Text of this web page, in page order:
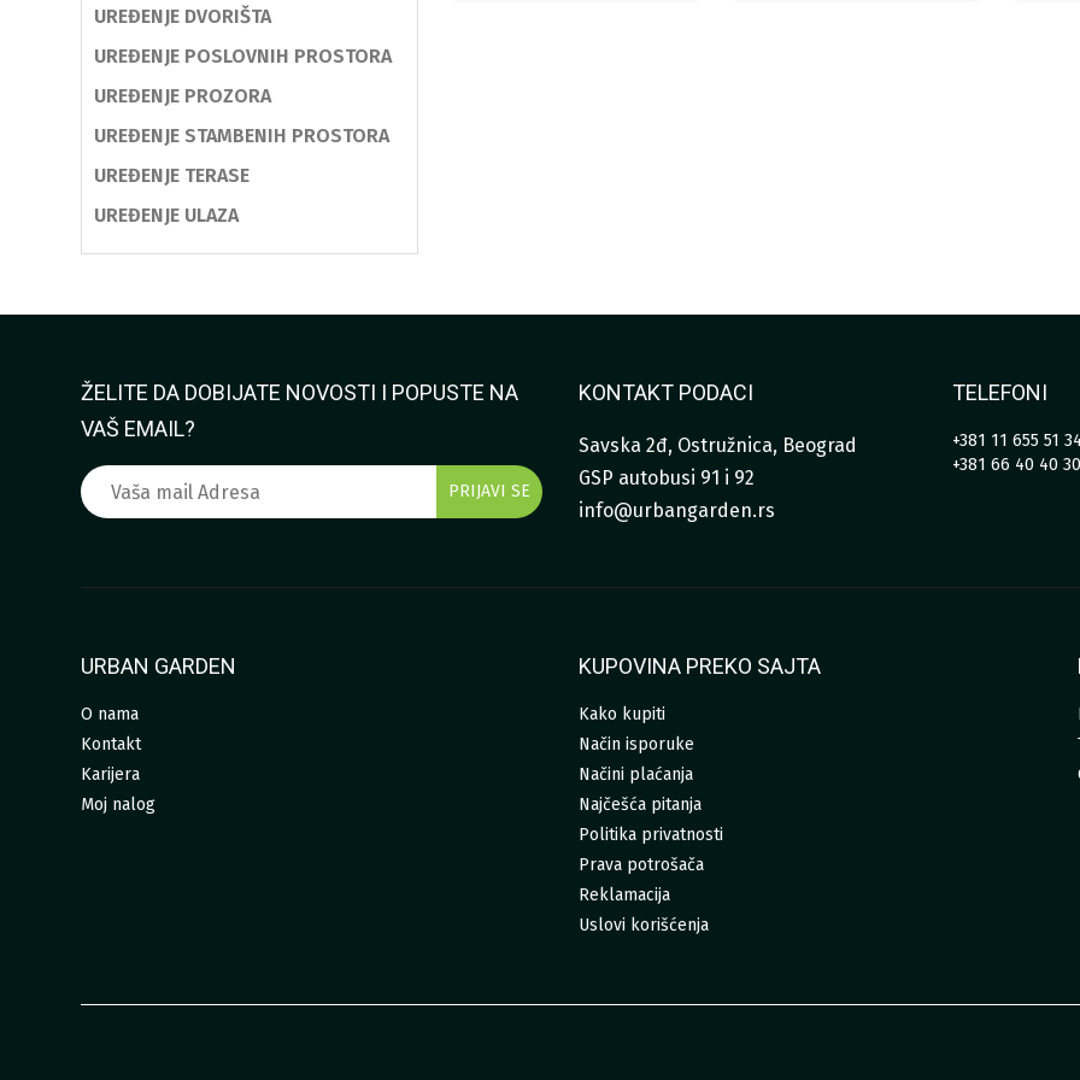
UREĐENJE DVORIŠTA
UREĐENJE POSLOVNIH PROSTORA
UREĐENJE PROZORA
UREĐENJE STAMBENIH PROSTORA
UREĐENJE TERASE
UREĐENJE ULAZA
ŽELITE DA DOBIJATE NOVOSTI I POPUSTE NA
VAŠ EMAIL?
KONTAKT PODACI
Savska 2đ, Ostružnica, Beograd
GSP autobusi 91 i 92
info@urbangarden.rs
TELEFONI
+381 11 655 51
+381 66 40 40
URBAN GARDEN
O nama
Kontakt
Karijera
Moj nalog
KUPOVINA PREKO SAJTA
Kako kupiti
Način isporuke
Načini plaćanja
Najčešća pitanja
Politika privatnosti
Prava potrošača
Reklamacija
Uslovi korišćenja